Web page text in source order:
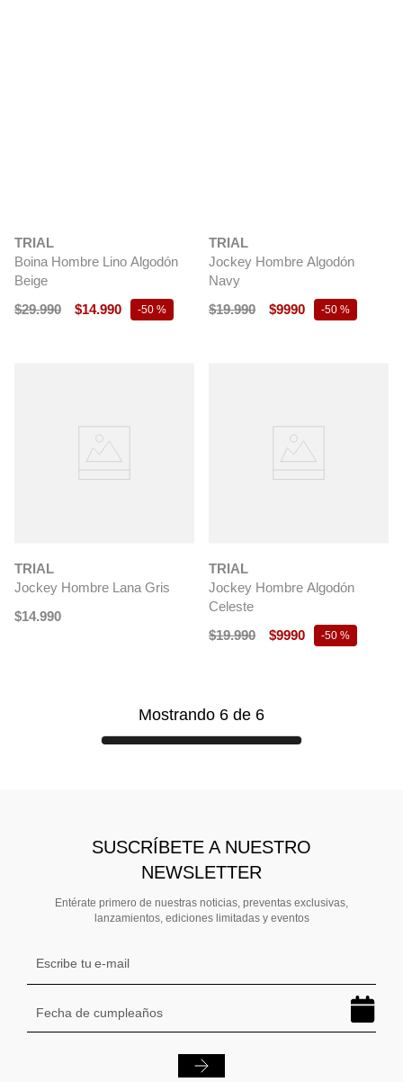
TRIAL
Boina Hombre Lino Algodón
Beige
$29.990 $14.990 -50 %
TRIAL
Jockey Hombre Algodón
Navy
$19.990 $9990 -50 %
TRIAL
Jockey Hombre Lana Gris
$14.990
TRIAL
Jockey Hombre Algodón
Celeste
$19.990 $9990 -50 %
Mostrando 6 de 6
SUSCRÍBETE A NUESTRO
NEWSLETTER
Entérate primero de nuestras noticias, preventas exclusivas,
lanzamientos, ediciones limitadas y eventos